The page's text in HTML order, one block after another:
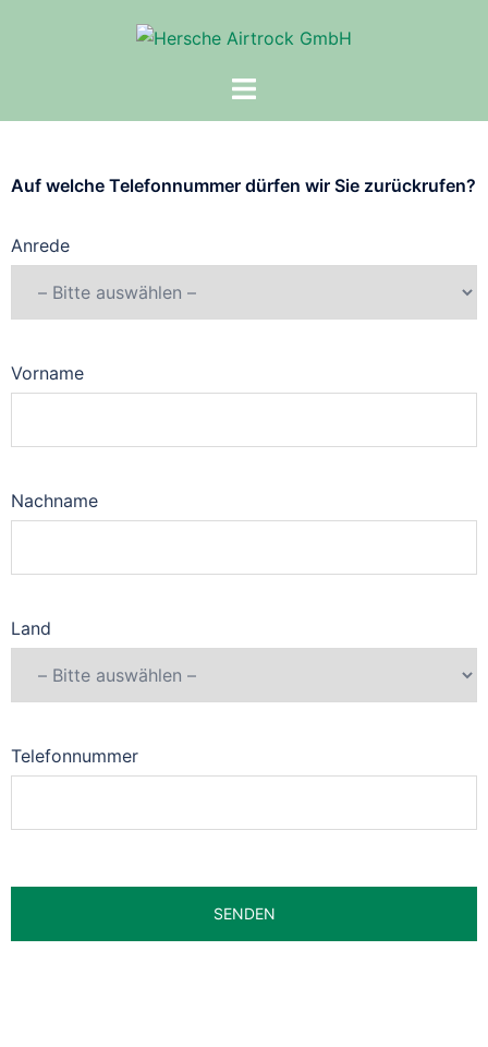
Auf welche Telefonnummer dürfen wir Sie zurückrufen?
Anrede
Vorname
Nachname
Land
Telefonnummer